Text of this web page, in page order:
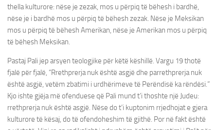
thella kulturore: nëse je zezak, mos u përpiq të bëhesh i bardhë,
nëse je i bardhë mos u përpiq të bëhesh zezak. Nëse je Meksikan
mos u përpiq të bëhesh Amerikan, nëse je Amerikan mos u përpiq
të bëhesh Meksikan.
Pastaj Pali jep arsyen teologjike për këtë këshillë. Vargu 19 thotë
fjalë për fjalë, “Rrethprerja nuk është asgjë dhe parrethprerja nuk
është asgjë, vetëm zbatimi i urdhërimeve të Perëndisë ka rëndësi.”
Kjo ishte gjëja më ofenduese që Pali mund t’i thoshte një Judeu:
rrethprerja nuk është asgjë. Nëse do t’i kuptonim rrjedhojat e gjera
kulturore të kësaj, do të ofendoheshim të gjithë. Por në fakt është